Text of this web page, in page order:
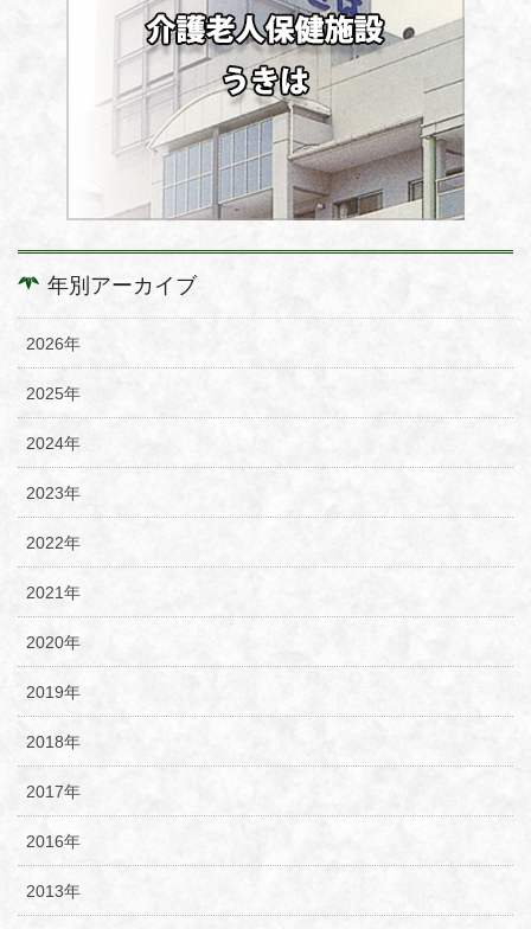
年別アーカイブ
2026年
2025年
2024年
2023年
2022年
2021年
2020年
2019年
2018年
2017年
2016年
2013年